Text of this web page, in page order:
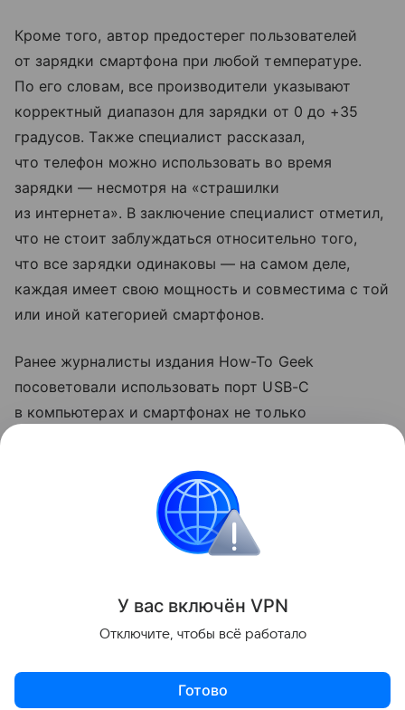
Кроме того, автор предостерег пользователей
от зарядки смартфона при любой температуре.
По его словам, все производители указывают
корректный диапазон для зарядки от 0 до +35
градусов. Также специалист рассказал,
что телефон можно использовать во время
зарядки — несмотря на «страшилки
из интернета». В заключение специалист отметил,
что не стоит заблуждаться относительно того,
что все зарядки одинаковы — на самом деле,
каждая имеет свою мощность и совместима с той
или иной категорией смартфонов.
Ранее журналисты издания How-To Geek
посоветовали использовать порт USB-C
в компьютерах и смартфонах не только
скорости и подключаться к мониторам.
Поделиться
У вас включён VPN
Отключите, чтобы всё работало
Готово